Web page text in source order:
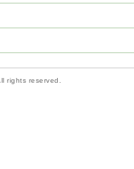
rights reserved.